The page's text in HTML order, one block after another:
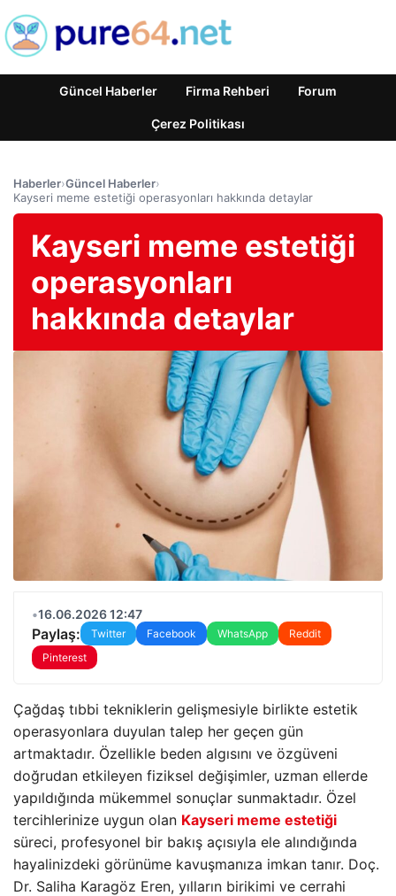
Güncel Haberler Firma Rehberi Forum
Çerez Politikası
Haberler›Güncel Haberler›
Kayseri meme estetiği operasyonları hakkında detaylar
Kayseri meme estetiği
operasyonları
hakkında detaylar
•16.06.2026 12:47
Paylaş: Twitter Facebook WhatsApp
Reddit
Pinterest
Çağdaş tıbbi tekniklerin gelişmesiyle birlikte estetik
operasyonlara duyulan talep her geçen gün
artmaktadır. Özellikle beden algısını ve özgüveni
doğrudan etkileyen fiziksel değişimler, uzman ellerde
yapıldığında mükemmel sonuçlar sunmaktadır. Özel
tercihlerinize uygun olan Kayseri meme estetiği
süreci, profesyonel bir bakış açısıyla ele alındığında
hayalinizdeki görünüme kavuşmanıza imkan tanır. Doç.
Dr. Saliha Karagöz Eren, yılların birikimi ve cerrahi